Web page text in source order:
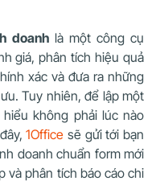
doanh là một công cụ
giá, phân tích hiệu quả
xác và đưa ra những
Tuy nhiên, để lập một
không phải lúc nào
1Office sẽ gửi tới bạn
doanh chuẩn form mới
và phân tích báo cáo chi